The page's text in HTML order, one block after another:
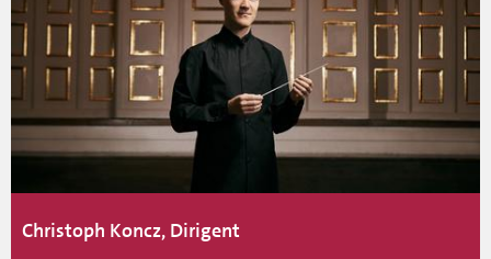
Christoph Koncz, Dirigent